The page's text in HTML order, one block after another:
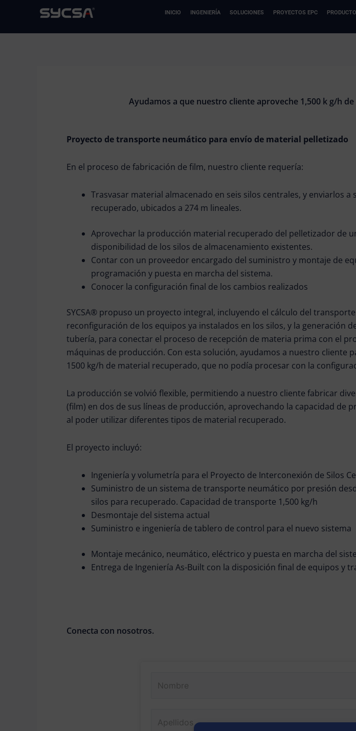
contenido
INICIO INGENIERÍA SOLUCIONES PROYECTOS EPC
Ayudamos a que nuestro cliente aproveche 1,500 k g/h
Proyecto de transporte neumático para envío de material pelletizado
En el proceso de fabricación de film, nuestro cliente requería:
Trasvasar material almacenado en seis silos centrales, y enviarlos a
recuperado, ubicados a 274 m lineales.
Aprovechar la producción material recuperado del pelletizador de
disponibilidad de los silos de almacenamiento existentes.
Contar con un proveedor encargado del suministro y montaje de
programación y puesta en marcha del sistema.
Conocer la configuración final de los cambios realizados
SYCSA® propuso un proyecto integral, incluyendo el cálculo del
reconfiguración de los equipos ya instalados en los silos, y la generación
tubería, para conectar el proceso de recepción de materia prima con el
máquinas de producción. Con esta solución, ayudamos a nuestro cliente
1500 kg/h de material recuperado, que no podía procesar con la
La producción se volvió flexible, permitiendo a nuestro cliente fabricar
(film) en dos de sus líneas de producción, aprovechando la capacidad de
al poder utilizar diferentes tipos de material recuperado.
El proyecto incluyó:
Ingeniería y volumetría para el Proyecto de Interconexión de Silos
Suministro de un sistema de transporte neumático por presión
silos para recuperado. Capacidad de transporte 1,500 kg/h
Desmontaje del sistema actual
Suministro e ingeniería de tablero de control para el nuevo sistema
Montaje mecánico, neumático, eléctrico y puesta en marcha del
Entrega de Ingeniería As-Built con la disposición final de equipos y
Conecta con nosotros.